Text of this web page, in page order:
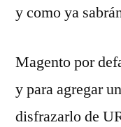
y como ya
Magento por
y para agregar
disfrazarlo de